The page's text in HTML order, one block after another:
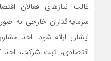
غالب نیازهای فعالان
سرمایه‌گذاران خارجی به
ایشان ارائه شود. اخذ
اقتصادی، ثبت شرکت،